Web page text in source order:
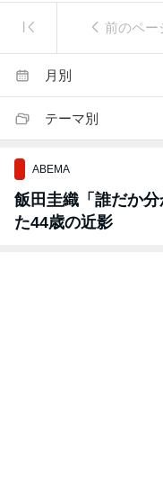
前のペー
月別
テーマ別
ABEMA
飯田圭織「誰だか
た44歳の近影